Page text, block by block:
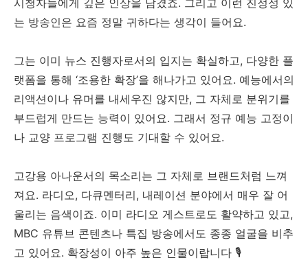
는 방송인은 요즘 정말 귀하다는 생각이 들어요.
그는 이미 뉴스 진행자로서의 입지는 확실하고, 다양한 플
랫폼을 통해 ‘조용한 확장’을 해나가고 있어요. 예능에서의
리액션이나 유머를 내세우진 않지만, 그 자체로 분위기를
부드럽게 만드는 능력이 있어요. 그래서 정규 예능 고정이
나 교양 프로그램 진행도 기대할 수 있어요.
고강용 아나운서의 목소리는 그 자체로 브랜드처럼 느껴
져요. 라디오, 다큐멘터리, 내레이션 분야에서 매우 잘 어
울리는 음색이죠. 이미 라디오 게스트로도 활약하고 있고,
MBC 유튜브 콘텐츠나 특집 방송에서도 종종 얼굴을 비추
고 있어요. 확장성이 아주 높은 인물이랍니다 🎙️